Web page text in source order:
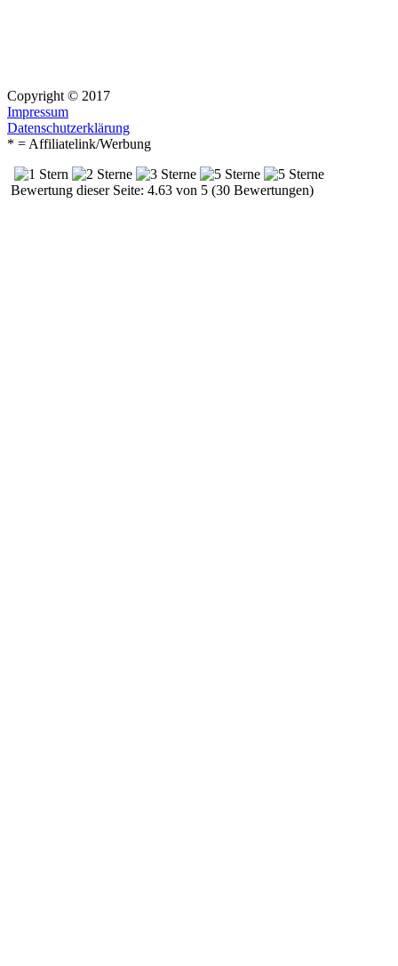
Copyright © 2017
Impressum
Datenschutzerklärung
* = Affiliatelink/Werbung
Bewertung dieser Seite: 4.63 von 5 (30 Bewertungen)